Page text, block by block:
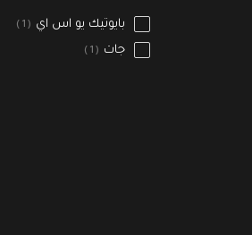
بايوتيك يو اس اي 1
جات 1